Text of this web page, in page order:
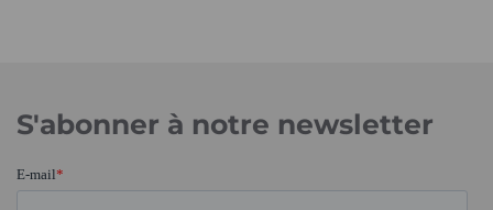
S'abonner à notre newsletter